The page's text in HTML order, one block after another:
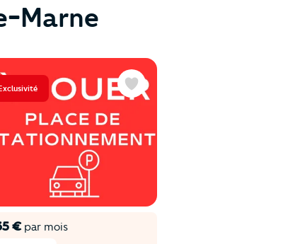
Marne
€par mois
Favoris